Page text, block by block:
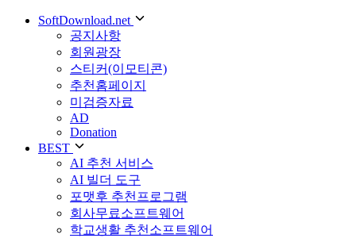
SoftDownload.net
공지사항
회원광장
스티커(이모티콘)
추천홈페이지
미검증자료
AD
Donation
BEST
AI 추천 서비스
AI 빌더 도구
포맷후 추천프로그램
회사무료소프트웨어
학교생활 추천소프트웨어